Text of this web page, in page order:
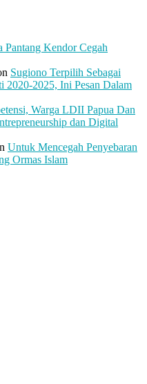
Pantang Kendor Cegah
Sugiono Terpilih Sebagai
2020-2025, Ini Pesan Dalam
Warga LDII Papua Dan
dan Digital
Untuk Mencegah Penyebaran
Ormas Islam